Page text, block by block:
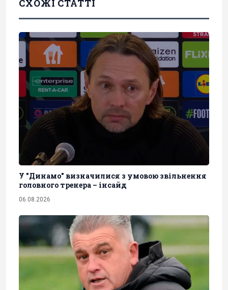
СХОЖІ СТАТТІ
У "Динамо" визначилися з умовою звільнення
головного тренера – інсайд
06.08.2026